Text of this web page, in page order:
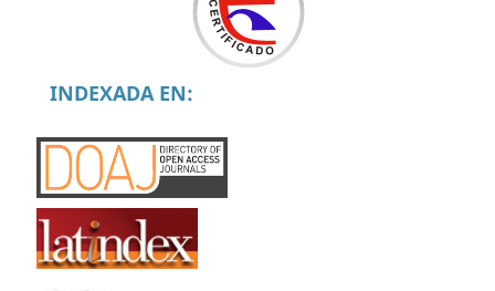
INDEXADA EN: